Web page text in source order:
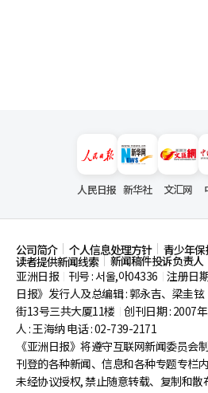
人民日报 新华社 文汇网
公司简介 个人信息处理方针 青少年保
读者提供新闻线索
新闻稿件投诉负责人
亚洲日报
刊号 : 서울,아04336 注册日
日报》发行人及总编辑 : 郭永吉、梁圭铉
街13号三共大厦11楼 创刊日期 : 2007
人 : 王海纳 电话 : 02-739-2171
《亚洲日报》将遵守互联网新闻委员会
刊登的各种新闻、信息和各种专题专栏
未经协议授权, 禁止随意转载、复制和散